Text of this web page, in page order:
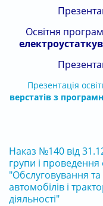
Освітня
Презентація
верстатів з
Наказ №140 від
групи і
"Обслуговування
автомобілів і
діяльності"